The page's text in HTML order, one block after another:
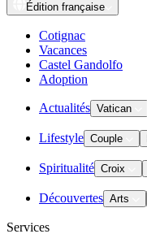
Édition française
Cotignac
Vacances
Castel Gandolfo
Adoption
Actualités Vatican
Lifestyle Couple
Spiritualité Croix
Découvertes Arts
Services